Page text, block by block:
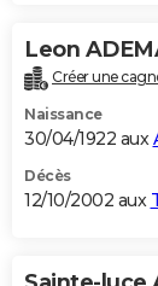
Leon
Créer une
Naissance
30/04/1922 aux
Décès
12/10/2002 aux